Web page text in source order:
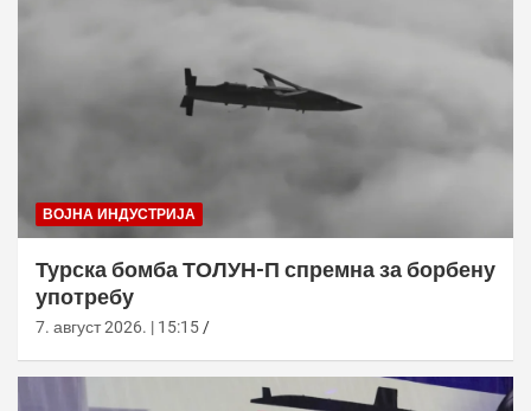
ВОЈНА ИНДУСТРИЈА
Турска бомба ТОЛУН-П спремна за борбену
употребу
7. август 2026. | 15:15